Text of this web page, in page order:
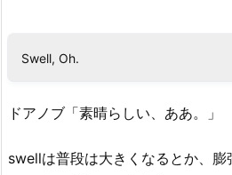
Swell, Oh.
ドアノブ「素晴らしい、ああ。」
swellは普段は大きくなるとか、